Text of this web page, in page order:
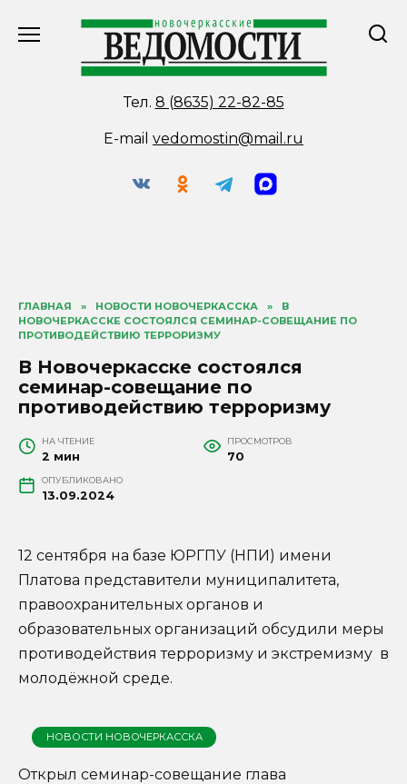
Тел. 8 (8635) 22-82-85
E-mail vedomostin@mail.ru
ГЛАВНАЯ » НОВОСТИ НОВОЧЕРКАССКА »
В
НОВОЧЕРКАССКЕ СОСТОЯЛСЯ СЕМИНАР-СОВЕЩАНИЕ ПО
ПРОТИВОДЕЙСТВИЮ ТЕРРОРИЗМУ
В Новочеркасске состоялся
семинар-совещание по
противодействию терроризму
НА ЧТЕНИЕ
2 мин
ПРОСМОТРОВ
70
ОПУБЛИКОВАНО
13.09.2024
12 сентября на базе ЮРГПУ (НПИ) имени
Платова представители муниципалитета,
правоохранительных органов и
образовательных организаций обсудили меры
противодействия терроризму и экстремизму в
молодёжной среде.
НОВОСТИ НОВОЧЕРКАССКА
Открыл семинар-совещание глава